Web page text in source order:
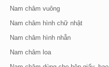
Nam châm vuông
Nam châm hình chữ nhật
Nam châm hình nhẫn
Nam châm loa